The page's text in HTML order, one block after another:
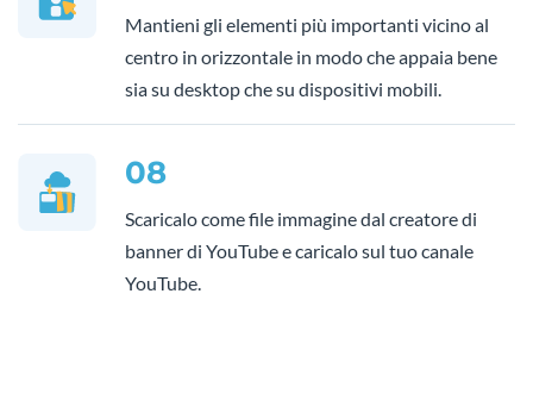
Mantieni gli elementi più importanti vicino al
centro in orizzontale in modo che appaia bene
sia su desktop che su dispositivi mobili.
08
Scaricalo come file immagine dal creatore di
banner di YouTube e caricalo sul tuo canale
YouTube.